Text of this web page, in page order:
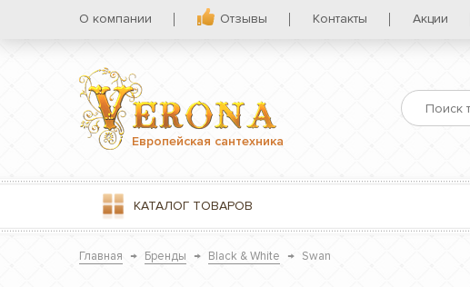
О компании Отзывы Контакты Акции
Европейская сантехника
КАТАЛОГ ТОВАРОВ
Главная → Бренды → Black & White → Swan